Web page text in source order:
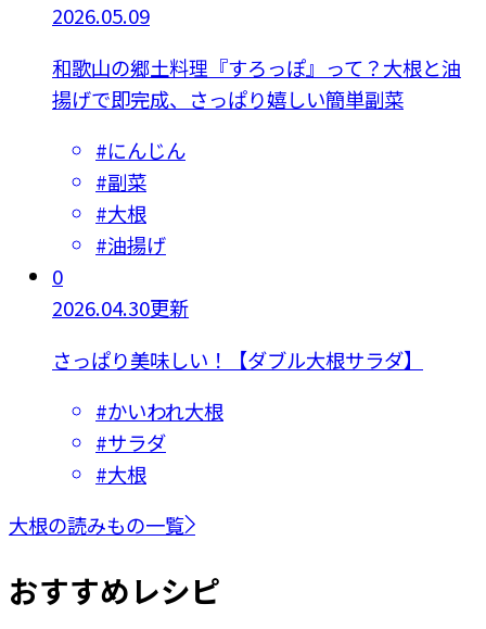
2026.05.09
和歌山の郷土料理『すろっぽ』って？大根と油
揚げで即完成、さっぱり嬉しい簡単副菜
#にんじん
#副菜
#大根
#油揚げ
0
2026.04.30更新
さっぱり美味しい！【ダブル大根サラダ】
#かいわれ大根
#サラダ
#大根
大根の読みもの一覧
おすすめレシピ